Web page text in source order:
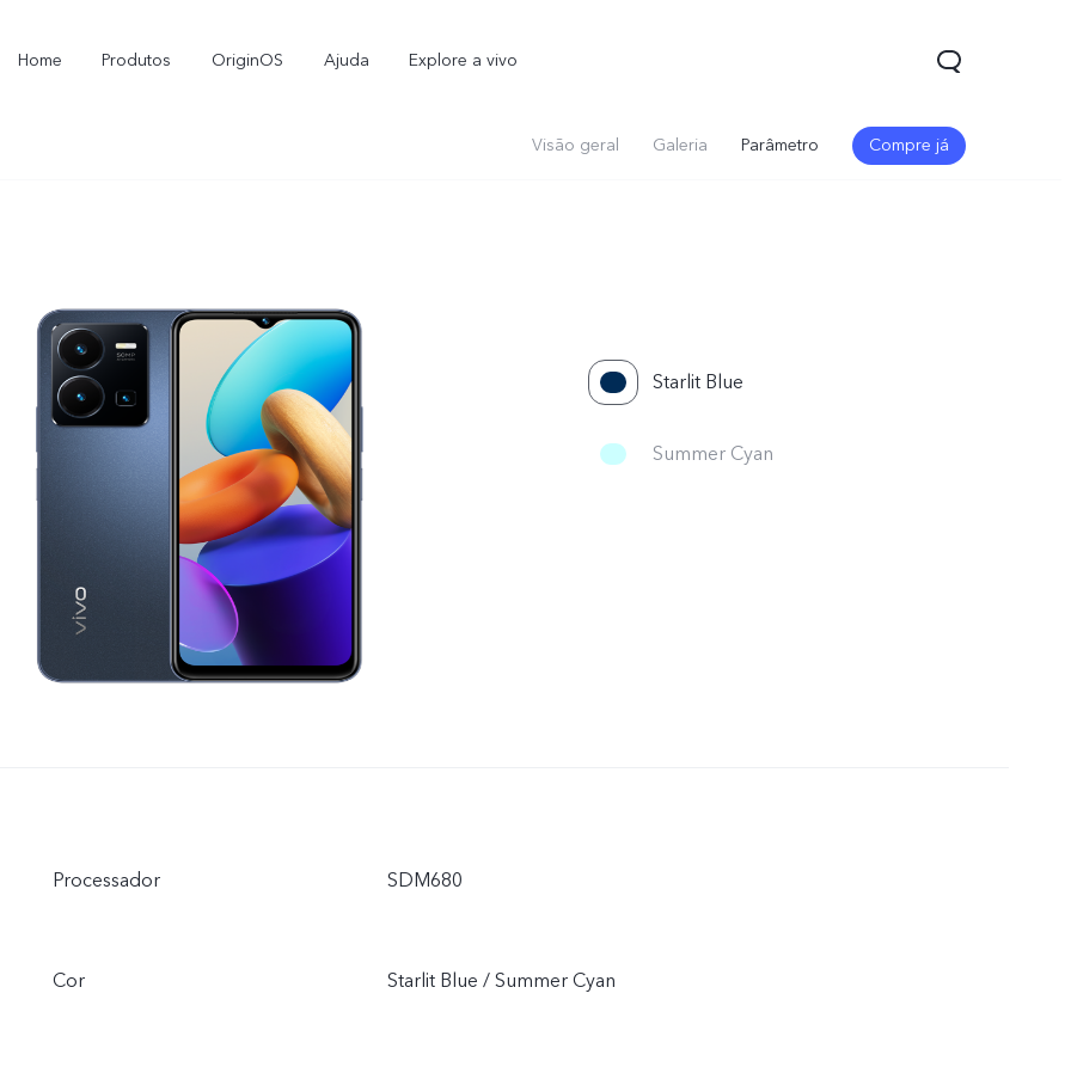
Home Produtos OriginOS Ajuda Explore a vivo
Visão geral Galeria Parâmetro Compre já
Starlit Blue
Summer Cyan
Processador SDM680
Cor Starlit Blue / Summer Cyan